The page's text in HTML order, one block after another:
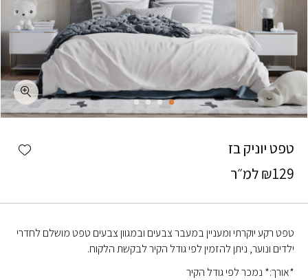
טפט יוניק בז
₪129 למ״ר
טפט רקע יוקרתי ומעניין במעבר צבעים ובמגוון צבעים טפט מושלם לחדרי
ילדים ונוער, ניתן להזמין לפי גודל הקיר לבקשת הלקוח.
*אורך:* נמכר לפי גודל הקיר